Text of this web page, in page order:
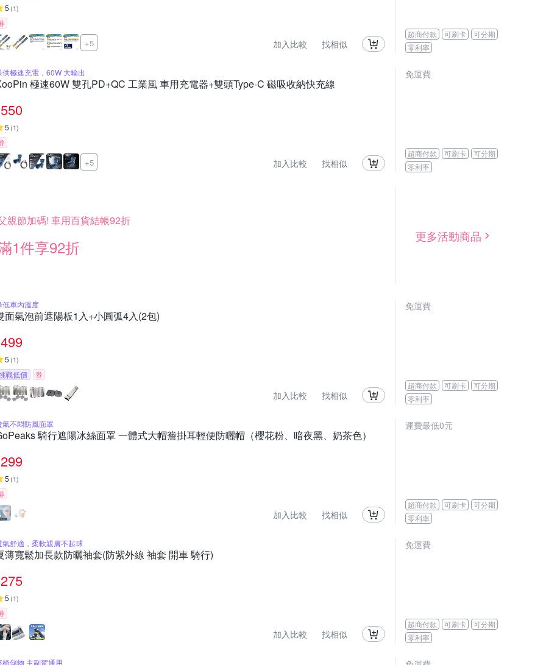
5 (1)
+5 加入比較 找相似
超商付款 可刷卡
可分期
零利率
供極速充電，60W 大輸出
極速60W 雙孔PD+QC 工業風 車用充電器+雙頭Type-C 磁吸收納快充線
550
5 (1)
+5 加入比較 找相似
免運費
超商付款 可刷卡
可分期
零利率
親節加碼! 車用百貨結帳92折
1件享92折
更多活動商品
低車內溫度
面氣泡前遮陽板1入+小圓弧4入(2包)
499
5 (1)
戰低價 券
加入比較 找相似
免運費
超商付款 可刷卡
可分期
零利率
氣不悶防風面罩
騎行遮陽冰絲面罩 一體式大帽簷掛耳輕便防曬帽（櫻花粉、暗夜黑、奶茶色）
299
5 (1)
加入比較 找相似
運費最低0元
超商付款 可刷卡
可分期
零利率
氣舒適，柔軟親膚不起球
薄寬鬆加長款防曬袖套(防紫外線 袖套 開車 騎行)
275
5 (1)
加入比較 找相似
免運費
超商付款 可刷卡
可分期
零利率
椅儲物 主副駕通用